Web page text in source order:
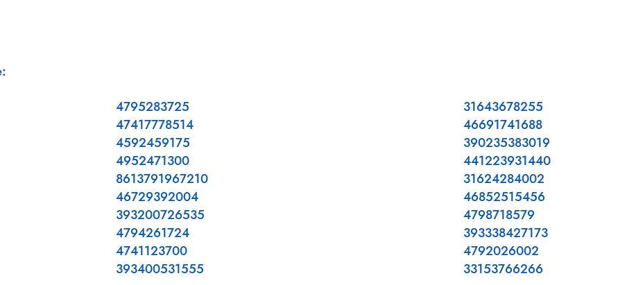
4795283725
47417778514
4592459175
4952471300
8613791967210
46729392004
393200726535
4794261724
4741123700
393400531555
31643678255
46691741688
390235383019
441223931440
31624284002
46852515456
4798718579
393338427173
4792026002
33153766266